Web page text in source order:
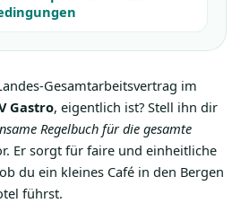
Gesamtarbeitsvertrag im
Gastro, eigentlich ist? Stell ihn dir
Regelbuch für die gesamte
Er sorgt für faire und einheitliche
du ein kleines Café in den Bergen
führst.